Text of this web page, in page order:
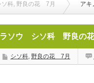
ソ科, 野良の花 7月 ア
ラソウ シソ科 野良の
シソ科, 野良の花 7月